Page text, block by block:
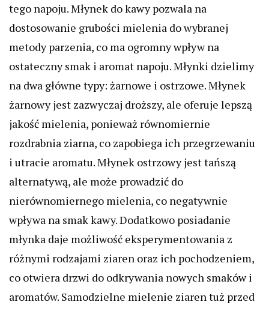
tego napoju. Młynek do kawy pozwala na
dostosowanie grubości mielenia do wybranej
metody parzenia, co ma ogromny wpływ na
ostateczny smak i aromat napoju. Młynki dzielimy
na dwa główne typy: żarnowe i ostrzowe. Młynek
żarnowy jest zazwyczaj droższy, ale oferuje lepszą
jakość mielenia, ponieważ równomiernie
rozdrabnia ziarna, co zapobiega ich przegrzewaniu
i utracie aromatu. Młynek ostrzowy jest tańszą
alternatywą, ale może prowadzić do
nierównomiernego mielenia, co negatywnie
wpływa na smak kawy. Dodatkowo posiadanie
młynka daje możliwość eksperymentowania z
różnymi rodzajami ziaren oraz ich pochodzeniem,
co otwiera drzwi do odkrywania nowych smaków i
aromatów. Samodzielne mielenie ziaren tuż przed